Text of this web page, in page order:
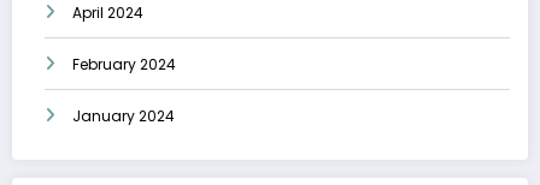
April 2024
February 2024
January 2024